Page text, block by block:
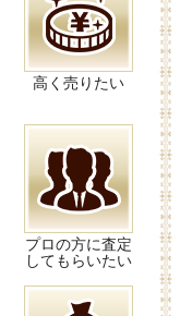
高く売りたい
プロの方に査定
してもらいたい